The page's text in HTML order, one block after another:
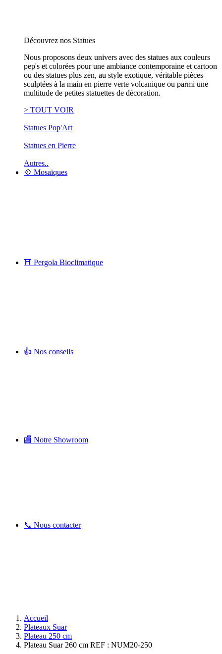
Découvrez nos Statues
Nous proposons deux univers avec des statues aux couleurs
pep's et colorées pour une ambiance contemporaine et cartoon
ou des statues plus zen, au style exotique, véritable pièces
sculptées à la main en pierre verte volcanique ou parmi une
multitude de petites statuettes de décoration.
> TOUT VOIR
Statues Pop'Art
Statues en Pierre
Autres..
💠 Mosaïques
⛩ Pergola Bioclimatique
👍 Nos conseils
🏬 Notre Showroom
📞 Nous contacter
Accueil
Plateaux Suar
Plateau 250 cm
Plateau Suar 260 cm REF : NUM20-250